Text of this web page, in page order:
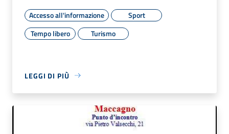
Accesso all'informazione
Sport
Tempo libero
Turismo
LEGGI DI PIÙ